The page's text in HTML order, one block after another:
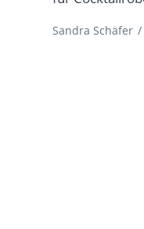
Sandra Schäfer /